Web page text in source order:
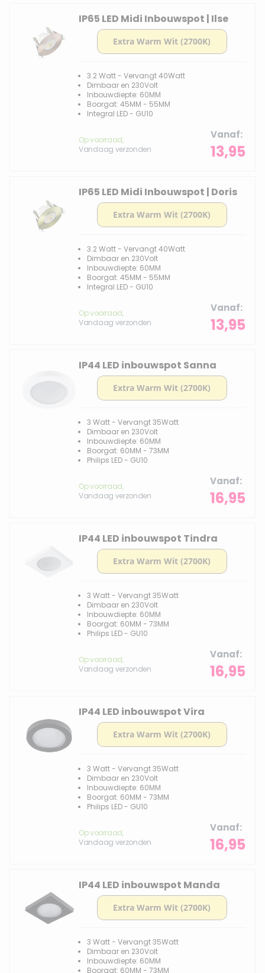
IP65 LED Midi Inbouwspot | Ilse
3.2 Watt - Vervangt 40Watt
Dimbaar en 230Volt
Inbouwdiepte: 60MM
Boorgat: 45MM - 55MM
Integral LED - GU10
Op voorraad,
Vandaag verzonden
Vanaf
13,95
IP65 LED Midi Inbouwspot | Doris
3.2 Watt - Vervangt 40Watt
Dimbaar en 230Volt
Inbouwdiepte: 60MM
Boorgat: 45MM - 55MM
Integral LED - GU10
Op voorraad,
Vandaag verzonden
Vanaf
13,95
IP44 LED inbouwspot Sanna
3 Watt - Vervangt 35Watt
Dimbaar en 230Volt
Inbouwdiepte: 60MM
Boorgat: 60MM - 73MM
Philips LED - GU10
Op voorraad,
Vandaag verzonden
Vanaf
16,95
IP44 LED inbouwspot Tindra
3 Watt - Vervangt 35Watt
Dimbaar en 230Volt
Inbouwdiepte: 60MM
Boorgat: 60MM - 73MM
Philips LED - GU10
Op voorraad,
Vandaag verzonden
Vanaf
16,95
IP44 LED inbouwspot Vira
3 Watt - Vervangt 35Watt
Dimbaar en 230Volt
Inbouwdiepte: 60MM
Boorgat: 60MM - 73MM
Philips LED - GU10
Op voorraad,
Vandaag verzonden
Vanaf
16,95
IP44 LED inbouwspot Manda
3 Watt - Vervangt 35Watt
Dimbaar en 230Volt
Inbouwdiepte: 60MM
Boorgat: 60MM - 73MM